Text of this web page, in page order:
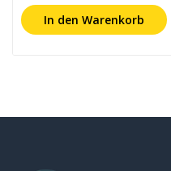
In den Warenkorb